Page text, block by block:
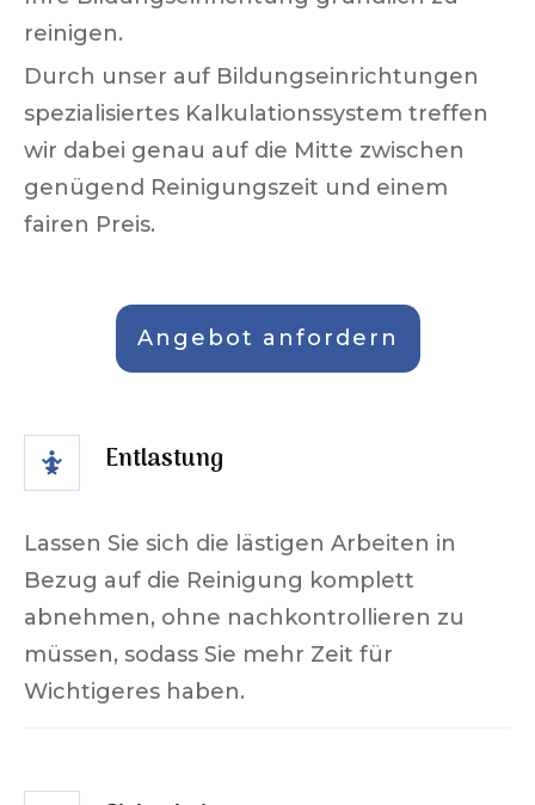
reinigen.
Durch unser auf Bildungseinrichtungen
spezialisiertes Kalkulationssystem treffen
wir dabei genau auf die Mitte zwischen
genügend Reinigungszeit und einem
fairen Preis.
Angebot anfordern
Entlastung
Lassen Sie sich die lästigen Arbeiten in
Bezug auf die Reinigung komplett
abnehmen, ohne nachkontrollieren zu
müssen, sodass Sie mehr Zeit für
Wichtigeres haben.